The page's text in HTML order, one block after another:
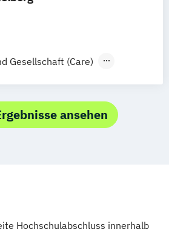
Informatik
und
im
Präsenzstudium
Gesellschaft (Care)
Gesundheitsversorgung
ansehen
Hochschulabschluss innerhalb